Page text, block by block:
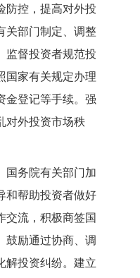
防控，提高对外投
关部门制定、调整
监督投资者规范投
国家有关规定办理
金登记等手续。强
对外投资市场秩
国务院有关部门加
和帮助投资者做好
交流，积极商签国
鼓励通过协商、调
解投资纠纷。建立